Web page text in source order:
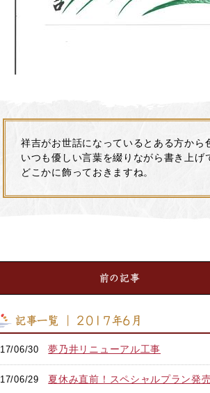
祥吉がお世話になっているとある方から
いつも優しい言葉を綴りながら書き上げ
どこかに飾っておきますね。
前の記事
記事一覧 ｜ 2017年6月
17/06/30夢乃井リニューアル工事
17/06/29 夏休み直前！スペシャルプラン発